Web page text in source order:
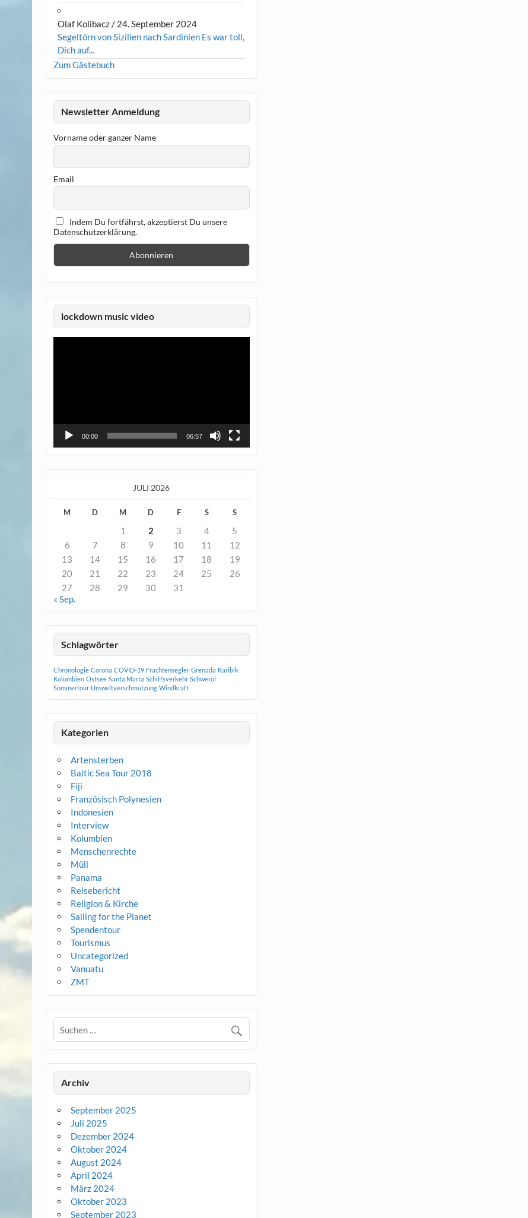
Olaf Kolibacz/ 24. September 2024
Segeltörn von Sizilien nach Sardinien Es war toll,
Dich auf...
Zum Gästebuch
Newsletter Anmeldung
Vorname oder ganzer Name
Email
Indem Du fortfährst, akzeptierst Du unsere
Datenschutzerklärung.
lockdown music video
Video-
00:00 06:57
JULI 2026
M D M D F S S
1 2 3 4
5
6
7 8 9 10 11
12
13
14 15 16 17 18
19
20
21 22 23 24 25
26
27
28 29 30
31
« Sep.
Schlagwörter
Chronologie Corona COVID-19 Frachtensegler Grenada Karibik
Kolumbien Ostsee Santa Marta Schiffsverkehr Schweröl
Sommertour Umweltverschmutzung Windkraft
Kategorien
Artensterben
Baltic Sea Tour 2018
Fiji
Französisch Polynesien
Indonesien
Interview
Kolumbien
Menschenrechte
Müll
Panama
Reisebericht
Religion & Kirche
Sailing for the Planet
Spendentour
Tourismus
Uncategorized
Vanuatu
ZMT
Archiv
September 2025
Juli 2025
Dezember 2024
Oktober 2024
August 2024
April 2024
März 2024
Oktober 2023
September 2023